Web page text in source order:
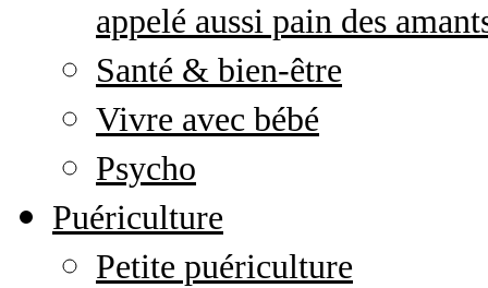
appelé aussi pain des
Santé & bien-être
Vivre avec bébé
Psycho
Puériculture
Petite puériculture